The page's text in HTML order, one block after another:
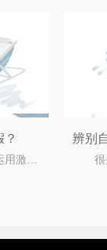
激光防伪标又叫全息防伪标是运用激光多彩全息投影制版操作性和模压拷贝工艺实现的防伪标。这